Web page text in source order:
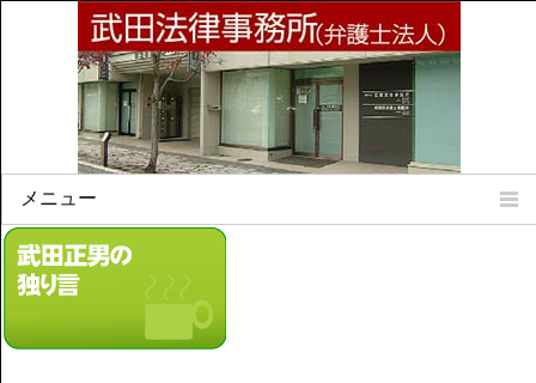
メニュー
Home
所属弁護士
法律相談案内